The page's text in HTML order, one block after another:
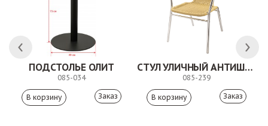
ПОДСТОЛЬЕ ОЛИТ
085-034
Заказ
СТУЛ УЛИЧНЫЙ АНТИШОН
085-239
Заказ